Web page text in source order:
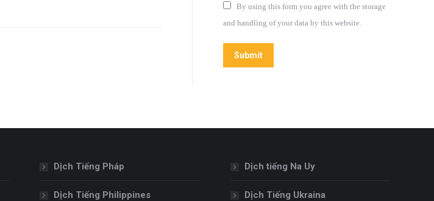
By using this form you agree with the storage
and handling of your data by this website.
Submit
Dịch Tiếng Pháp
Dịch Tiếng Philippines
Dịch tiếng Na Uy
Dịch Tiếng Ukraina